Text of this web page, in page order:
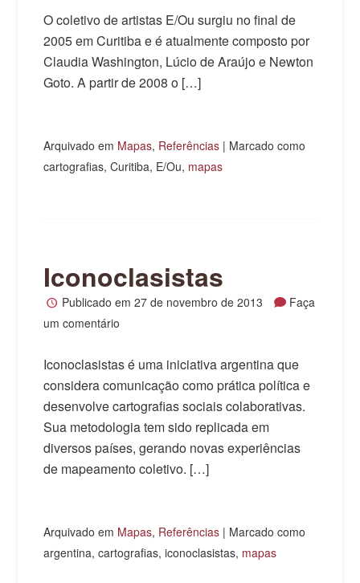
O coletivo de artistas E/Ou surgiu no final de
2005 em Curitiba e é atualmente composto por
Claudia Washington, Lúcio de Araújo e Newton
Goto. A partir de 2008 o […]
Arquivado em Mapas, Referências | Marcado como
cartografias, Curitiba, E/Ou, mapas
Iconoclasistas
Publicado em 27 de novembro de 2013
Faça
um comentário
Iconoclasistas é uma iniciativa argentina que
considera comunicação como prática política e
desenvolve cartografias sociais colaborativas.
Sua metodologia tem sido replicada em
diversos países, gerando novas experiências
de mapeamento coletivo. […]
Arquivado em Mapas, Referências | Marcado como
argentina, cartografias, iconoclasistas, mapas